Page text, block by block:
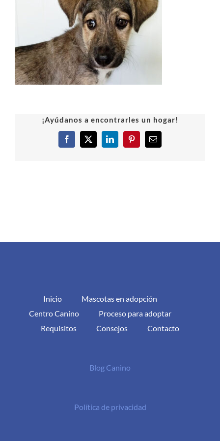
¡Ayúdanos a encontrarles un hogar!
Facebook
X LinkedInPinterestCorreo
Inicio
Mascotas en adopción
Centro Canino
Proceso para adoptar
Requisitos
Consejos Contacto
Blog Canino
Política de privacidad